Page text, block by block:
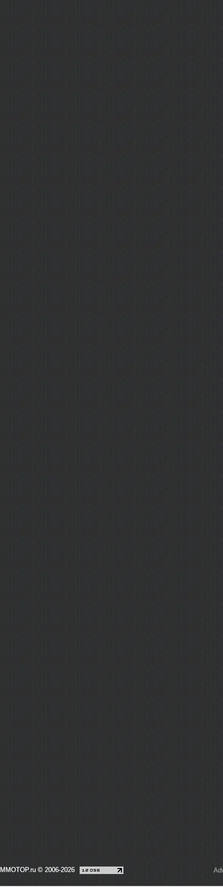
MMOTOP.ru © 2006-2026